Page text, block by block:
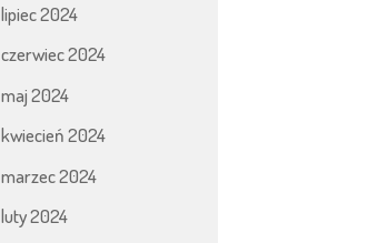
lipiec 2024
czerwiec 2024
maj 2024
kwiecień 2024
marzec 2024
luty 2024